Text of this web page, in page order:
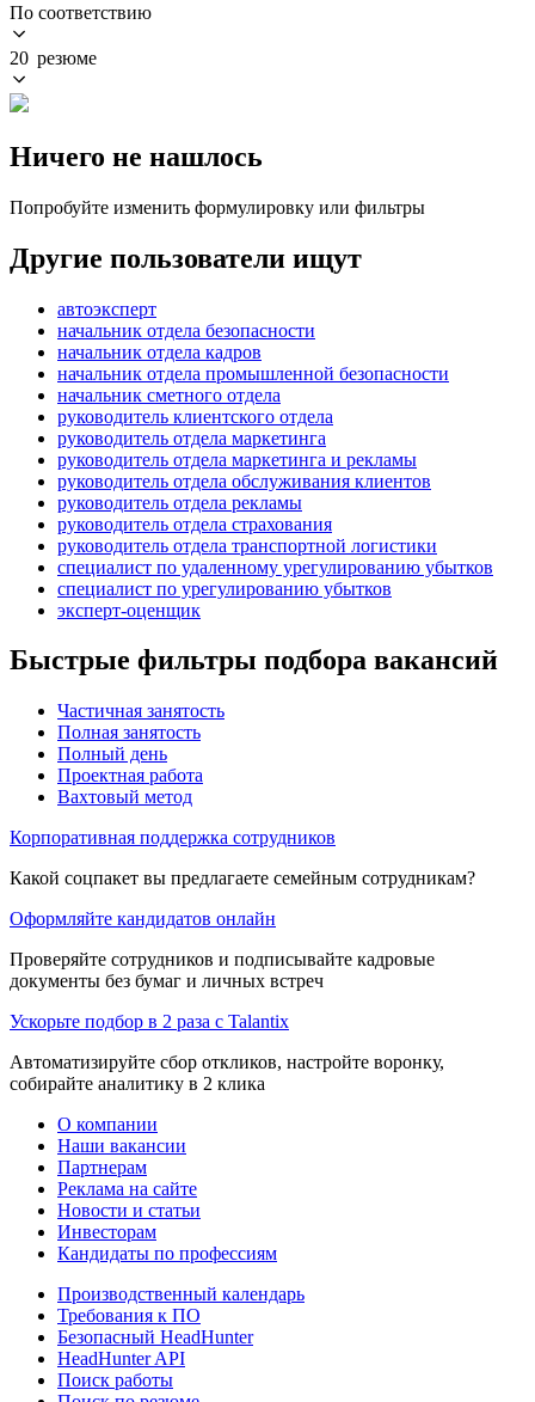
По соответствию
20 резюме
Ничего не нашлось
Попробуйте изменить формулировку или фильтры
Другие пользователи ищут
автоэксперт
начальник отдела безопасности
начальник отдела кадров
начальник отдела промышленной безопасности
начальник сметного отдела
руководитель клиентского отдела
руководитель отдела маркетинга
руководитель отдела маркетинга и рекламы
руководитель отдела обслуживания клиентов
руководитель отдела рекламы
руководитель отдела страхования
руководитель отдела транспортной логистики
специалист по удаленному урегулированию убытков
специалист по урегулированию убытков
эксперт-оценщик
Быстрые фильтры подбора вакансий
Частичная занятость
Полная занятость
Полный день
Проектная работа
Вахтовый метод
Корпоративная поддержка сотрудников
Какой соцпакет вы предлагаете семейным сотрудникам?
Оформляйте кандидатов онлайн
Проверяйте сотрудников и подписывайте кадровые
документы без бумаг и личных встреч
Ускорьте подбор в 2 раза с Talantix
Автоматизируйте сбор откликов, настройте воронку,
собирайте аналитику в 2 клика
О компании
Наши вакансии
Партнерам
Реклама на сайте
Новости и статьи
Инвесторам
Кандидаты по профессиям
Производственный календарь
Требования к ПО
Безопасный HeadHunter
HeadHunter API
Поиск работы